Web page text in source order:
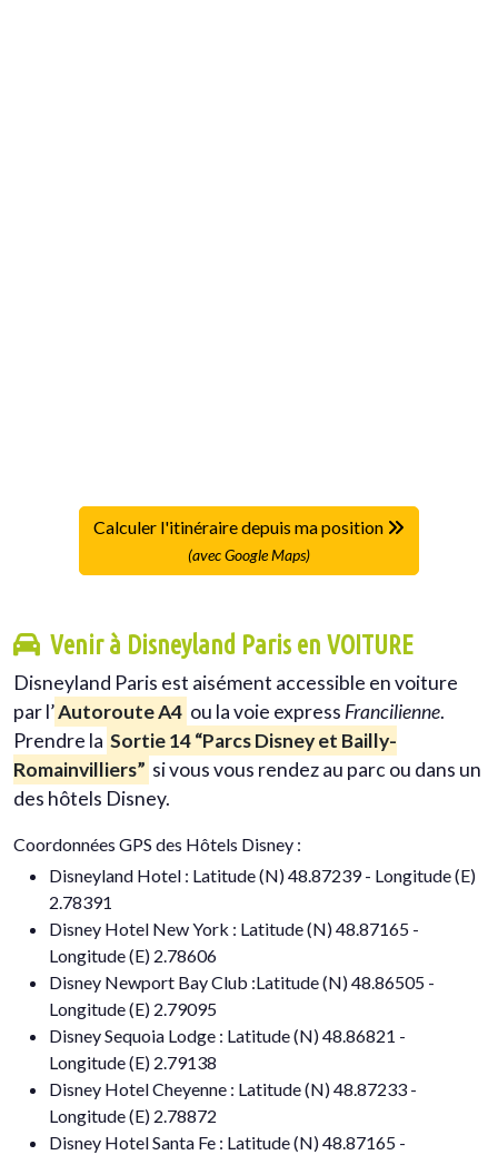
Calculer l'itinéraire depuis ma position
(avec Google Maps)
Venir à Disneyland Paris en VOITURE
Disneyland Paris est aisément accessible en voiture
par l’Autoroute A4 ou la voie express Francilienne.
Prendre la Sortie 14 “Parcs Disney et Bailly-
Romainvilliers” si vous vous rendez au parc ou dans un
des hôtels Disney.
Coordonnées GPS des Hôtels Disney :
Disneyland Hotel : Latitude (N) 48.87239 - Longitude (E)
2.78391
Disney Hotel New York : Latitude (N) 48.87165 -
Longitude (E) 2.78606
Disney Newport Bay Club :Latitude (N) 48.86505 -
Longitude (E) 2.79095
Disney Sequoia Lodge : Latitude (N) 48.86821 -
Longitude (E) 2.79138
Disney Hotel Cheyenne : Latitude (N) 48.87233 -
Longitude (E) 2.78872
Disney Hotel Santa Fe : Latitude (N) 48.87165 -